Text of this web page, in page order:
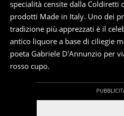
specialità censite dalla Coldiretti
prodotti Made in Italy. Uno dei
tradizione più apprezzati è il
antico liquore a base di ciliegie
poeta Gabriele D'Annunzio per
rosso cupo.